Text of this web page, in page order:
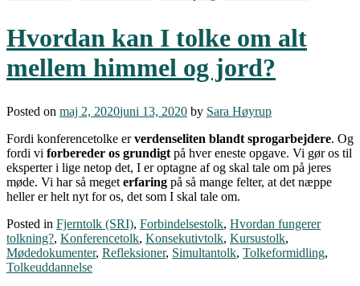
Hvordan kan I tolke om alt
mellem himmel og jord?
Posted on maj 2, 2020juni 13, 2020 by Sara Høyrup
Fordi konferencetolke erverdenseliten blandt sprogarbejdere. Og
fordi vi forbereder os grundigt på hver eneste opgave. Vi gør os til
eksperter i lige netop det, I er optagne af og skal tale om på jeres
møde. Vi har så meget erfaring på så mange felter, at det næppe
heller er helt nyt for os, det som I skal tale om.
Posted in Fjerntolk (SRI), Forbindelsestolk, Hvordan fungerer
tolkning?, Konferencetolk, Konsekutivtolk, Kursustolk,
Mødedokumenter, Refleksioner, Simultantolk, Tolkeformidling,
Tolkeuddannelse